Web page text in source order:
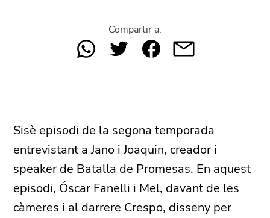
Compartir a:
Sisè episodi de la segona temporada
entrevistant a Jano i Joaquin, creador i
speaker de Batalla de Promesas. En aquest
episodi, Óscar Fanelli i Mel, davant de les
càmeres i al darrere Crespo, disseny per